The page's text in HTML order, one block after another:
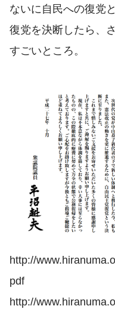
ないに自民への復党
復党を決断したら、
すごいところ。
http://
pdf
http://